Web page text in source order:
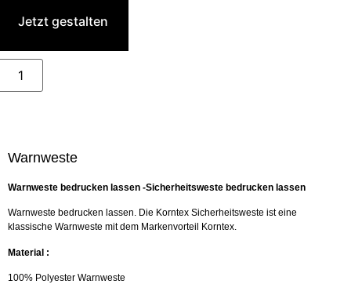
Warnweste
Jetzt gestalten
Warnweste bedrucken lassen -Sicherheitsweste bedrucken lassen
Warnweste bedrucken lassen. Die Korntex Sicherheitsweste ist eine
klassische Warnweste mit dem Markenvorteil Korntex.
Material :
100% Polyester Warnweste